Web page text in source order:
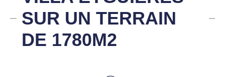
SUR UN TERRAIN
DE 1780M2